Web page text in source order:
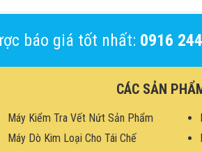
báo giá tốt nhất: 0916
CÁC SẢN
Máy Kiểm Tra Vết Nứt Sản Phẩm
Máy Dò Kim Loại Cho Tái Chế